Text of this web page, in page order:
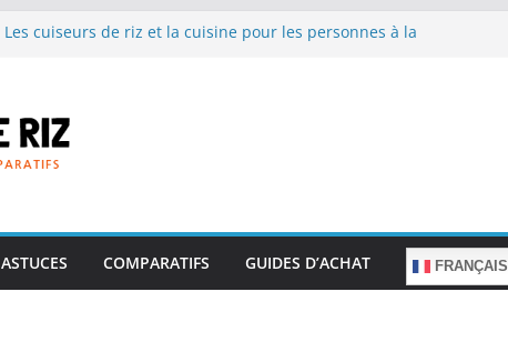
Les cuiseurs de riz et la cuisine pour les personnes à la
Les cuiseurs de riz pour les familles nombreuses : Cuisson
en grande quantité.
Les cuiseurs de riz et la préparation de plats pour les
réconfortants.
ASTUCES COMPARATIFS GUIDES D’ACHAT FRANÇAIS